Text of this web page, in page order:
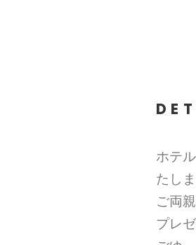
ホテ
たしま
ご両
プレ